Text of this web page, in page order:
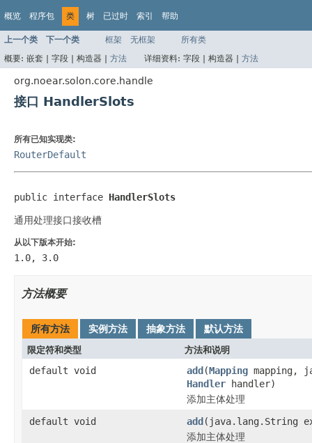
概览 程序包 类 树 已过时 索引 帮助
上一个类 下一个类 框架 无框架
所有类
概要: 嵌套 | 字段 | 构造器 | 方法 详细资料: 字段 | 构造器 | 方法
org.noear.solon.core.handle
接口 HandlerSlots
所有已知实现类:
RouterDefault
public interface HandlerSlots
通用处理接口接收槽
从以下版本开始:
1.0, 3.0
方法概要
所有方法 实例方法 抽象方法 默认方法
限定符和类型 方法和说明
default void add(Mapping mapping,
Handler handler)
添加主体处理
default void
add(java.lang.String
添加主体处理